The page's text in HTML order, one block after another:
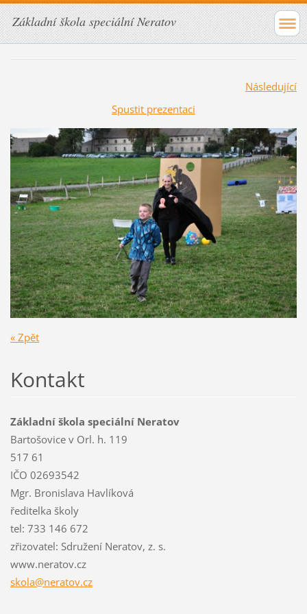
Základní škola speciální Neratov
Následující
Spustit prezentaci
« Zpět
Kontakt
Základní škola speciální Neratov
Bartošovice v Orl. h. 119
517 61
IČO 02693542
Mgr. Bronislava Havlíková
ředitelka školy
tel: 733 146 672
zřizovatel: Sdružení Neratov, z. s.
www.neratov.cz
skola@neratov.cz